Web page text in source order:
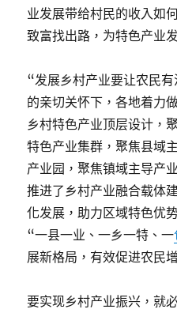
业发展带给村民的收入如
致富找出路，为特色产业
“发展乡村产业要让农民
的亲切关怀下，各地着力
乡村特色产业顶层设计，
特色产业集群，聚焦县域
产业园，聚焦镇域主导产
推进了乡村产业融合载体
化发展，助力区域特色优
“一县一业、一乡一特、一
展新格局，有效促进农民
要实现乡村产业振兴，就